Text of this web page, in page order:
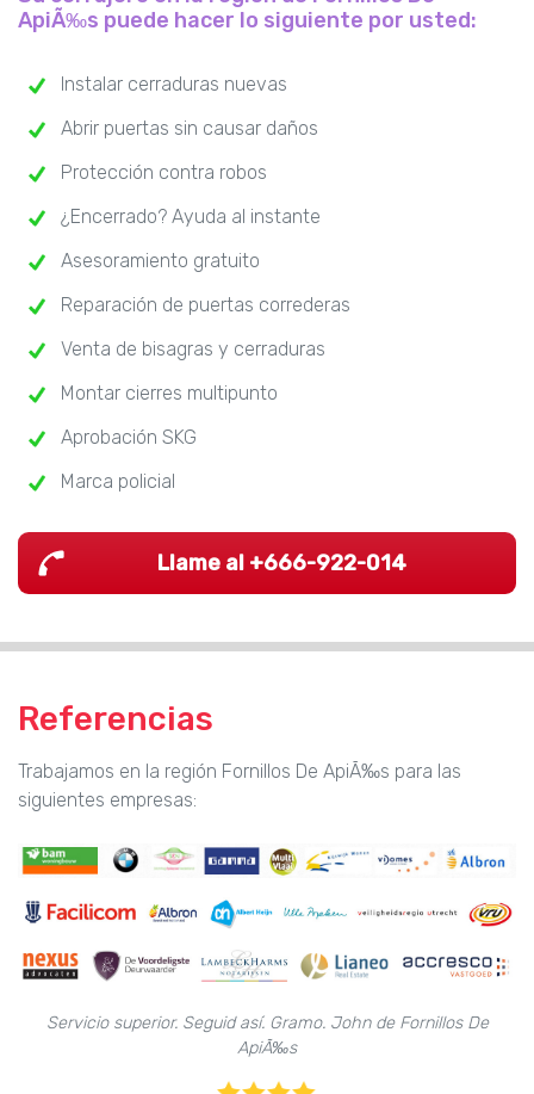
ApiÃ‰s puede hacer lo siguiente por usted:
Instalar cerraduras nuevas
Abrir puertas sin causar daños
Protección contra robos
¿Encerrado? Ayuda al instante
Asesoramiento gratuito
Reparación de puertas correderas
Venta de bisagras y cerraduras
Montar cierres multipunto
Aprobación SKG
Marca policial
Llame al +666-922-014
Referencias
Trabajamos en la región Fornillos De ApiÃ‰s para las
siguientes empresas:
Servicio superior. Seguid así. Gramo. John de Fornillos De
ApiÃ‰s